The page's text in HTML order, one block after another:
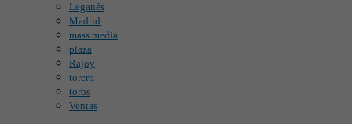
Leganés
Madrid
mass media
plaza
Rajoy
torero
toros
Ventas